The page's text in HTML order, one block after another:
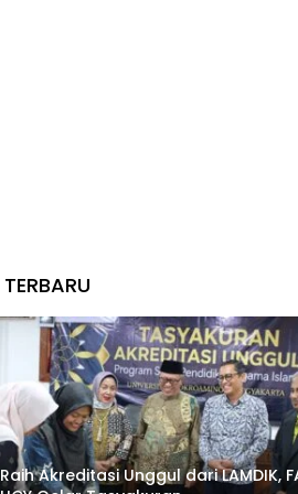
TERBARU
Raih Akreditasi Unggul dari LAMDIK,